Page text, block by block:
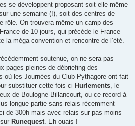
se développent proposant soit elle-même
une semaine (!), soit des centres de
rôle. On trouvera même un camp des
de 10 jours, qui précède le France
la méga convention et rencontre de l’été.
soutenue, on ne sera pas
pages pleines de débriefing des
où les Journées du Club Pythagore ont fait
substituer cette fois-ci Hurlements , le
de Boulogne-Billancourt, ou ce record à
longue partie sans relais récemment
de 300h mais avec relais sur pas moins
Runequest . Eh ouais !